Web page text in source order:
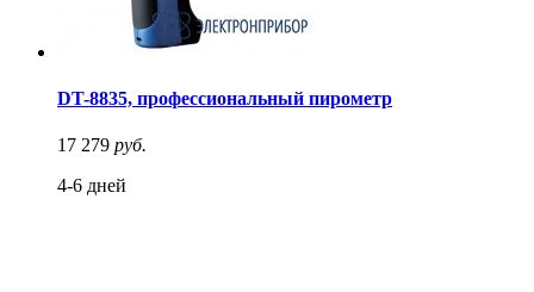
DT-8835, профессиональный пирометр
17 279 руб.
4-6 дней